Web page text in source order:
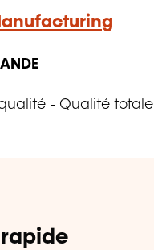
- Qualité totale